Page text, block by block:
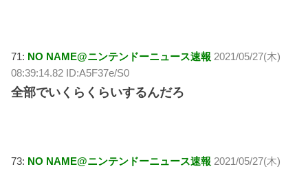
71: NO NAME@ニンテンドーニュース速報 2021/05/27(木)
08:39:14.82 ID:A5F37e/S0
全部でいくらくらいするんだろ
73: NO NAME@ニンテンドーニュース速報 2021/05/27(木)